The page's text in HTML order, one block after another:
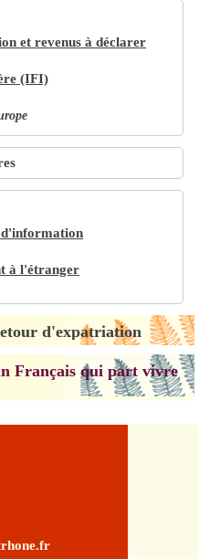
et revenus à déclarer
(IFI)
d'information
à l'étranger
d'expatriation
Français qui part vivre